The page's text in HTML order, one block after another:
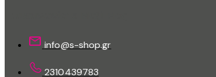
info@s-shop.gr
2310439783